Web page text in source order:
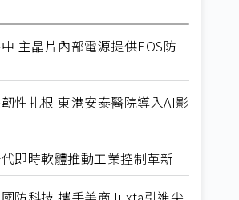
主晶片內部電源提供EOS防
性扎根 東港安泰醫院導入AI影
即時軟體推動工業控制革新